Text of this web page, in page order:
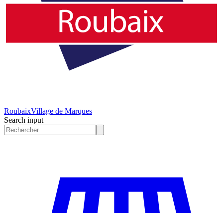
RoubaixVillage de Marques
Search input